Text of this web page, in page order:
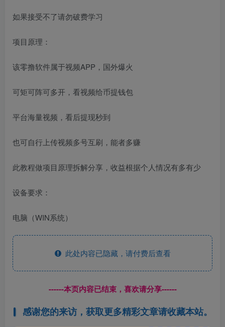
如果接受不了请勿破费学习
项目原理：
该零撸软件属于视频APP，国外爆火
可矩可阵可多开，看视频给币提钱包
平台海量视频，看后提现秒到
也可自行上传视频多号互刷，能者多赚
此教程做项目原理拆解分享，收益根据个人情况有多有少
设备要求：
电脑（WIN系统）
此处内容已隐藏，请付费后查看
------本页内容已结束，喜欢请分享------
感谢您的来访，获取更多精彩文章请收藏本站。